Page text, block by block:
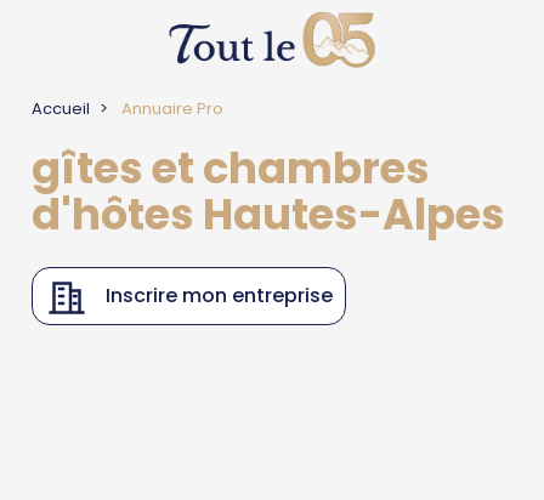
Accueil Annuaire Pro
gîtes et chambres
d'hôtes Hautes-Alpes
Inscrire mon entreprise